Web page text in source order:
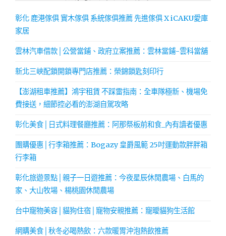
彰化 鹿港傢俱 實木傢俱 系統傢俱推薦 先進傢俱 X iCAKU愛庫
家居
雲林汽車借款│公營當鋪、政府立案推薦：雲林當鋪-雲科當舖
新北三峽配鎖開鎖專門店推薦：榮錦鎖匙刻印行
【澎湖租車推薦】鴻宇租賃 不踩雷指南：全車隊極新、機場免
費接送，細節控必看的澎湖自駕攻略
彰化美食│日式料理餐廳推薦：阿那祭板前和食_內有讀者優惠
團購優惠│行李箱推薦：Bogazy 皇爵風範 25吋運動款胖胖箱
行李箱
彰化旅遊景點│親子一日遊推薦：今夜星辰休閒農場、白馬的
家、大山牧場、楊桃園休閒農場
台中寵物美容│貓狗住宿│寵物安親推薦：寵曖貓狗生活館
網購美食│秋冬必喝熱飲：六款暖胃沖泡熱飲推薦